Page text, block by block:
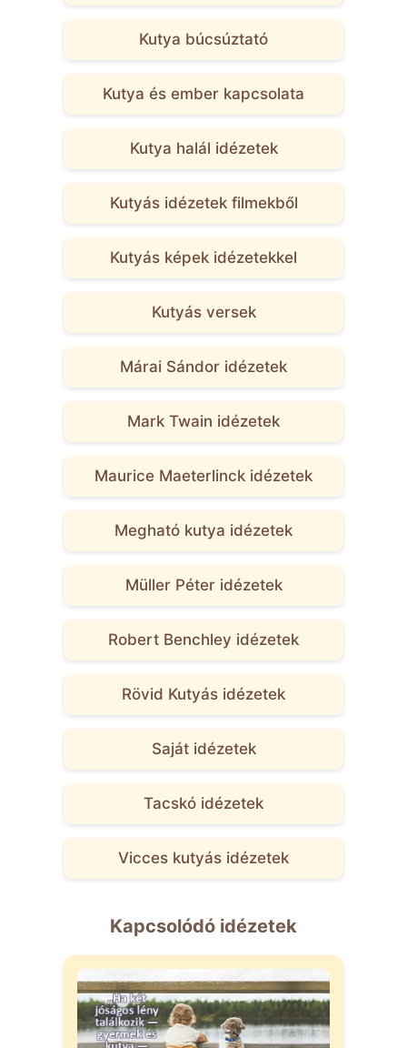
Kutya búcsúztató
Kutya és ember kapcsolata
Kutya halál idézetek
Kutyás idézetek filmekből
Kutyás képek idézetekkel
Kutyás versek
Márai Sándor idézetek
Mark Twain idézetek
Maurice Maeterlinck idézetek
Megható kutya idézetek
Müller Péter idézetek
Robert Benchley idézetek
Rövid Kutyás idézetek
Saját idézetek
Tacskó idézetek
Vicces kutyás idézetek
Kapcsolódó idézetek